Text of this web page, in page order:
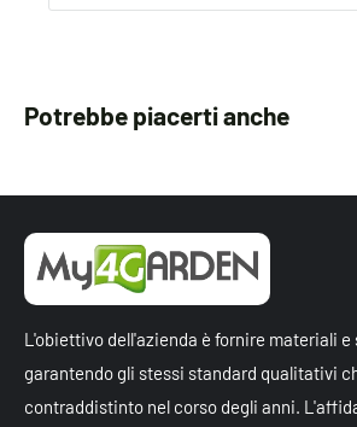
Potrebbe piacerti anche
L'obiettivo dell'azienda è fornire materiali
garantendo gli stessi standard qualitativi
contraddistinto nel corso degli anni.